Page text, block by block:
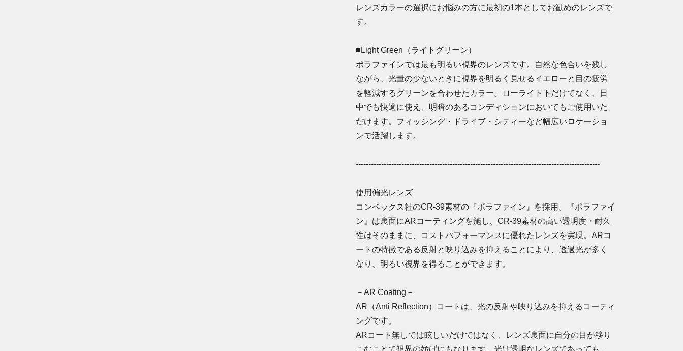
レンズカラーの選択にお悩みの方に最初の1本としてお勧めのレンズで
す。
■Light Green（ライトグリーン）
ポラファインでは最も明るい視界のレンズです。自然な色合いを残し
ながら、光量の少ないときに視界を明るく見せるイエローと目の疲労
を軽減するグリーンを合わせたカラー。ローライト下だけでなく、日
中でも快適に使え、明暗のあるコンディションにおいてもご使用いた
だけます。フィッシング・ドライブ・シティーなど幅広いロケーショ
ンで活躍します。
------------------------------------------------------------------------------------------------
使用偏光レンズ
コンベックス社のCR-39素材の『ポラファイン』を採用。『ポラファイ
ン』は裏面にARコーティングを施し、CR-39素材の高い透明度・耐久
性はそのままに、コストパフォーマンスに優れたレンズを実現。ARコ
ートの特徴である反射と映り込みを抑えることにより、透過光が多く
なり、明るい視界を得ることができます。
－AR Coating－
AR（Anti Reflection）コートは、光の反射や映り込みを抑えるコーティ
ングです。
ARコート無しでは眩しいだけではなく、レンズ裏面に自分の目が移り
こむことで視界の妨げにもなります。光は透明なレンズであっても、